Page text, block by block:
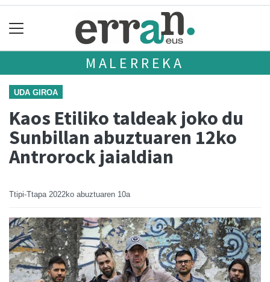
MALERREKA
UDA GIROA
Kaos Etiliko taldeak joko du
Sunbillan abuztuaren 12ko
Antrorock jaialdian
Ttipi-Ttapa 2022ko abuztuaren 10a